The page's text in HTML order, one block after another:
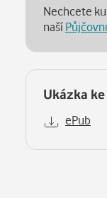
Nechcete
naší
Ukázka
ePub